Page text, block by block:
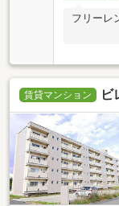
フリーレ
賃貸マンション ビ